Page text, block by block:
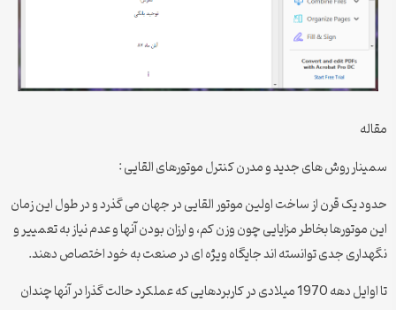
مقاله
سمینار روش های جدید و مدرن کنترل موتورهای القایی :
حدود یک قرن از ساخت اولین موتور القایی در جهان می گذرد و در طول این زمان
این موتورها بخاطر مزایایی چون وزن کم، و ارزان بودن آنها و عدم نیاز به تعمییر و
نگهداری جدی توانسته اند جایگاه ویژه ای در صنعت به خود اختصاص دهند.
تا اوایل دهه 1970 میلادی در کاربردهایی که عملکرد حالت گذرا در آنها چندان